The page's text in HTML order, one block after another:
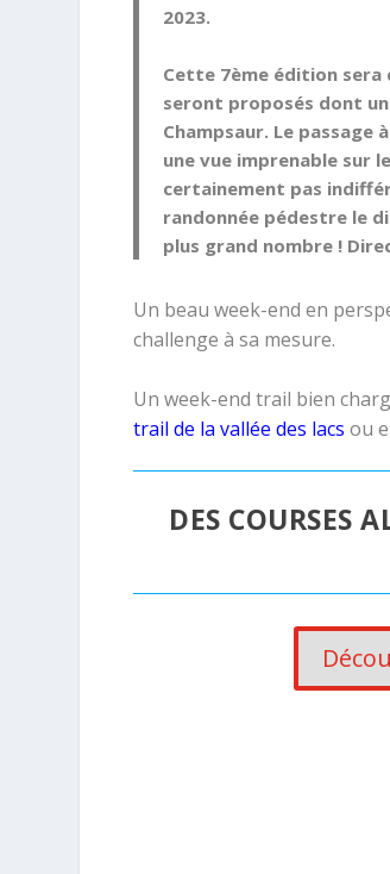
2023.
Cette 7ème édition sera
seront proposés dont
Champsaur. Le
une vue imprenable sur
certainement pas
randonnée pédestre le
plus grand nombre !
Un beau week-end en
challenge à sa mesure.
Un week-end trail bien
trail de la vallée des lacs ou
DES COURSES